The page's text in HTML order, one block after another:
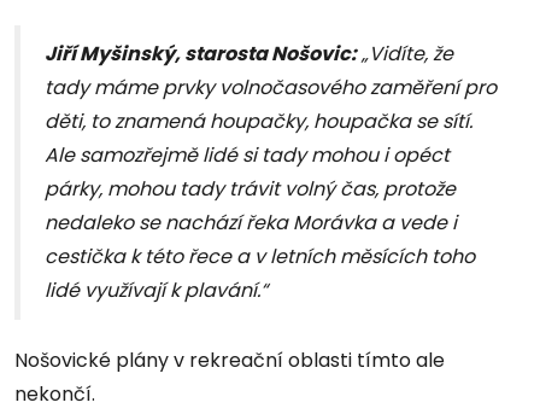
Jiří Myšinský, starosta Nošovic:„Vidíte, že
tady máme prvky volnočasového zaměření pro
děti, to znamená houpačky, houpačka se sítí.
Ale samozřejmě lidé si tady mohou i opéct
párky, mohou tady trávit volný čas, protože
nedaleko se nachází řeka Morávka a vede i
cestička k této řece a v letních měsících toho
lidé využívají k plavání.“
Nošovické plány v rekreační oblasti tímto ale
nekončí.